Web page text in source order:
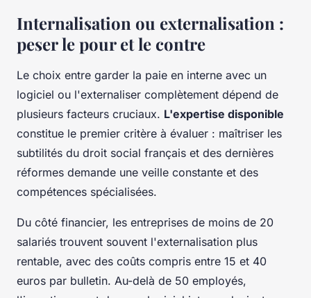
Internalisation ou externalisation :
peser le pour et le contre
Le choix entre garder la paie en interne avec un
logiciel ou l'externaliser complètement dépend de
plusieurs facteurs cruciaux. L'expertise disponible
constitue le premier critère à évaluer : maîtriser les
subtilités du droit social français et des dernières
réformes demande une veille constante et des
compétences spécialisées.
Du côté financier, les entreprises de moins de 20
salariés trouvent souvent l'externalisation plus
rentable, avec des coûts compris entre 15 et 40
euros par bulletin. Au-delà de 50 employés,